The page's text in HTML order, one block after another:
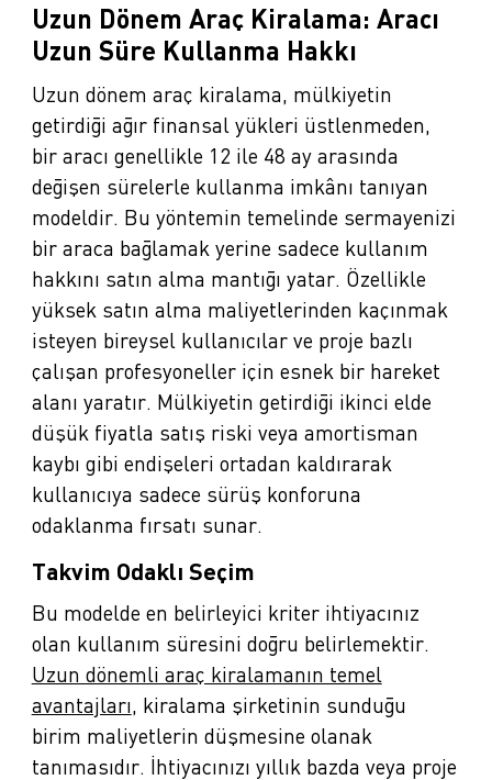
Uzun Dönem Araç Kiralama: Aracı
Uzun Süre Kullanma Hakkı
Uzun dönem araç kiralama, mülkiyetin
getirdiği ağır finansal yükleri üstlenmeden,
bir aracı genellikle 12 ile 48 ay arasında
değişen sürelerle kullanma imkânı tanıyan
modeldir. Bu yöntemin temelinde sermayenizi
bir araca bağlamak yerine sadece kullanım
hakkını satın alma mantığı yatar. Özellikle
yüksek satın alma maliyetlerinden kaçınmak
isteyen bireysel kullanıcılar ve proje bazlı
çalışan profesyoneller için esnek bir hareket
alanı yaratır. Mülkiyetin getirdiği ikinci elde
düşük fiyatla satış riski veya amortisman
kaybı gibi endişeleri ortadan kaldırarak
kullanıcıya sadece sürüş konforuna
odaklanma fırsatı sunar.
Takvim Odaklı Seçim
Bu modelde en belirleyici kriter ihtiyacınız
olan kullanım süresini doğru belirlemektir.
Uzun dönemli araç kiralamanın temel
avantajları, kiralama şirketinin sunduğu
birim maliyetlerin düşmesine olanak
tanımasıdır. İhtiyacınızı yıllık bazda veya proje